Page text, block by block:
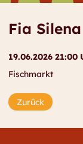
Fia Silena
19.06.2026 21:00
Fischmarkt
Zurück